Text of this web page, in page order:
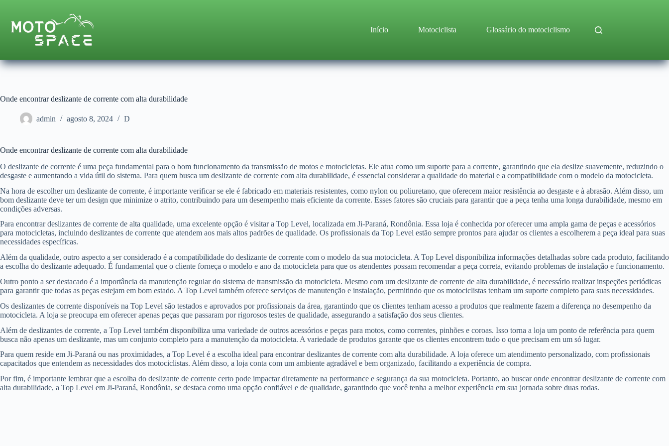
conteúdo
Início Motociclista Glossário do motociclismo
Onde encontrar deslizante de corrente com alta durabilidade
admin agosto 8, 2024 D
Onde encontrar deslizante de corrente com alta durabilidade
O deslizante de corrente é uma peça fundamental para o bom funcionamento da transmissão de motos e motocicletas. Ele atua como um suporte para a corrente, garantindo que ela deslize suavemente, reduzindo o
desgaste e aumentando a vida útil do sistema. Para quem busca um deslizante de corrente com alta durabilidade, é essencial considerar a qualidade do material e a compatibilidade com o modelo da motocicleta.
Na hora de escolher um deslizante de corrente, é importante verificar se ele é fabricado em materiais resistentes, como nylon ou poliuretano, que oferecem maior resistência ao desgaste e à abrasão. Além disso, um
bom deslizante deve ter um design que minimize o atrito, contribuindo para um desempenho mais eficiente da corrente. Esses fatores são cruciais para garantir que a peça tenha uma longa durabilidade, mesmo em
condições adversas.
Para encontrar deslizantes de corrente de alta qualidade, uma excelente opção é visitar a Top Level, localizada em Ji-Paraná, Rondônia. Essa loja é conhecida por oferecer uma ampla gama de peças e acessórios
para motocicletas, incluindo deslizantes de corrente que atendem aos mais altos padrões de qualidade. Os profissionais da Top Level estão sempre prontos para ajudar os clientes a escolherem a peça ideal para suas
necessidades específicas.
Além da qualidade, outro aspecto a ser considerado é a compatibilidade do deslizante de corrente com o modelo da sua motocicleta. A Top Level disponibiliza informações detalhadas sobre cada produto, facilitando
a escolha do deslizante adequado. É fundamental que o cliente forneça o modelo e ano da motocicleta para que os atendentes possam recomendar a peça correta, evitando problemas de instalação e funcionamento.
Outro ponto a ser destacado é a importância da manutenção regular do sistema de transmissão da motocicleta. Mesmo com um deslizante de corrente de alta durabilidade, é necessário realizar inspeções periódicas
para garantir que todas as peças estejam em bom estado. A Top Level também oferece serviços de manutenção e instalação, permitindo que os motociclistas tenham um suporte completo para suas necessidades.
Os deslizantes de corrente disponíveis na Top Level são testados e aprovados por profissionais da área, garantindo que os clientes tenham acesso a produtos que realmente fazem a diferença no desempenho da
motocicleta. A loja se preocupa em oferecer apenas peças que passaram por rigorosos testes de qualidade, assegurando a satisfação dos seus clientes.
Além de deslizantes de corrente, a Top Level também disponibiliza uma variedade de outros acessórios e peças para motos, como correntes, pinhões e coroas. Isso torna a loja um ponto de referência para quem
busca não apenas um deslizante, mas um conjunto completo para a manutenção da motocicleta. A variedade de produtos garante que os clientes encontrem tudo o que precisam em um só lugar.
Para quem reside em Ji-Paraná ou nas proximidades, a Top Level é a escolha ideal para encontrar deslizantes de corrente com alta durabilidade. A loja oferece um atendimento personalizado, com profissionais
capacitados que entendem as necessidades dos motociclistas. Além disso, a loja conta com um ambiente agradável e bem organizado, facilitando a experiência de compra.
Por fim, é importante lembrar que a escolha do deslizante de corrente certo pode impactar diretamente na performance e segurança da sua motocicleta. Portanto, ao buscar onde encontrar deslizante de corrente com
alta durabilidade, a Top Level em Ji-Paraná, Rondônia, se destaca como uma opção confiável e de qualidade, garantindo que você tenha a melhor experiência em sua jornada sobre duas rodas.